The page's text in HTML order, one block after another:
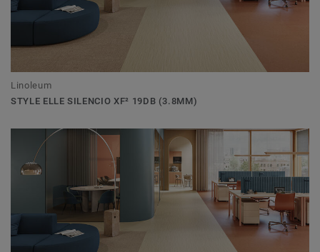
Linoleum
STYLE ELLE SILENCIO XF² 19DB (3.8MM)